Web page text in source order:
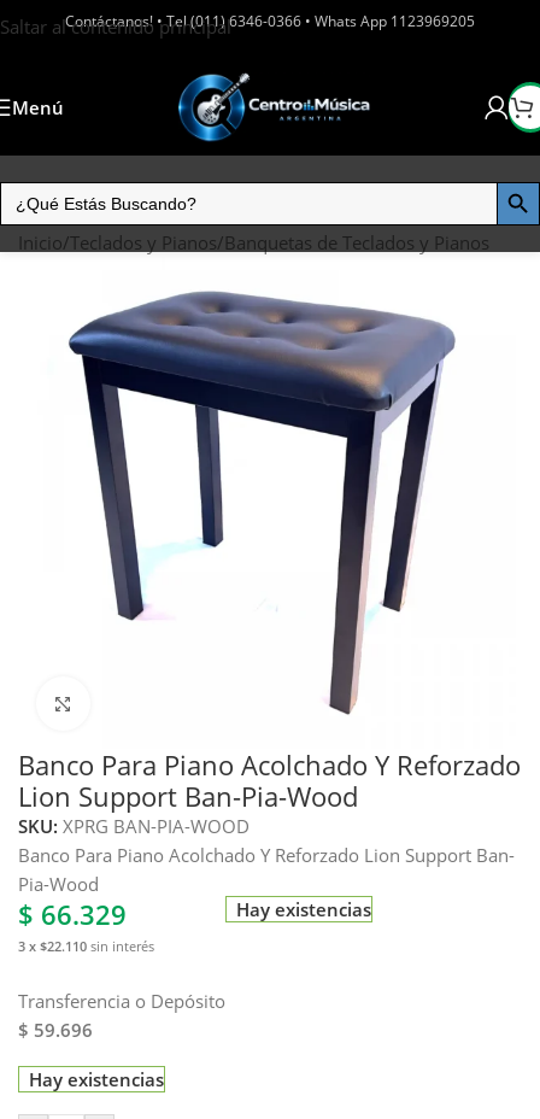
Saltar al contenido principal
Contáctanos! • Tel (011) 6346-0366 • Whats App 1123969205
Menú
Inicio/Teclados y Pianos/Banquetas de Teclados y Pianos
Banco Para Piano Acolchado Y Reforzado
Lion Support Ban-Pia-Wood
SKU: XPRG BAN-PIA-WOOD
Banco Para Piano Acolchado Y Reforzado Lion Support Ban-
Pia-Wood
$ 66.329
3 x $22.110 sin interés
Transferencia o Depósito
$ 59.696
Hay existencias
Hay existencias